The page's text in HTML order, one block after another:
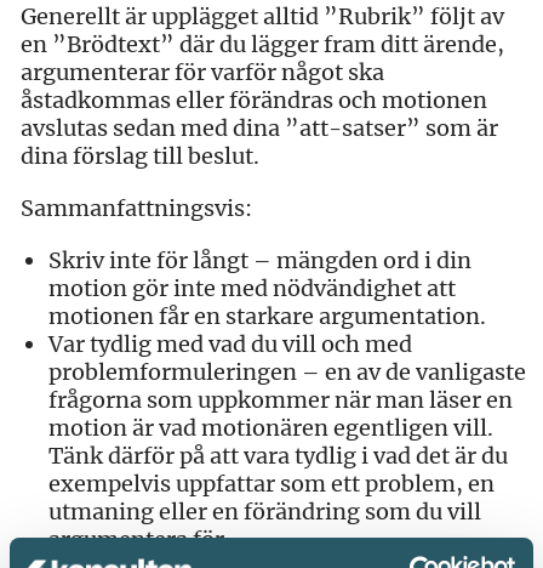
Generellt är upplägget alltid ”Rubrik” följt av
en ”Brödtext” där du lägger fram ditt ärende,
argumenterar för varför något ska
åstadkommas eller förändras och motionen
avslutas sedan med dina ”att-satser” som är
dina förslag till beslut.
Sammanfattningsvis:
Skriv inte för långt – mängden ord i din
motion gör inte med nödvändighet att
motionen får en starkare argumentation.
Var tydlig med vad du vill och med
problemformuleringen – en av de vanligaste
frågorna som uppkommer när man läser en
motion är vad motionären egentligen vill.
Tänk därför på att vara tydlig i vad det är du
exempelvis uppfattar som ett problem, en
utmaning eller en förändring som du vill
argumentera för.